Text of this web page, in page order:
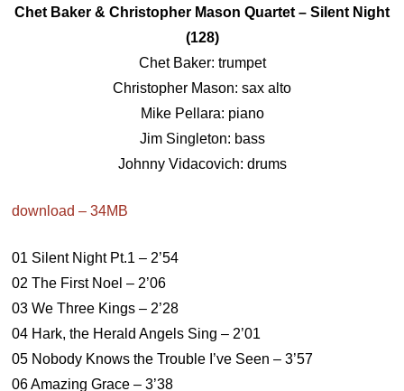
Chet Baker & Christopher Mason Quartet – Silent Night
(128)
Chet Baker: trumpet
Christopher Mason: sax alto
Mike Pellara: piano
Jim Singleton: bass
Johnny Vidacovich: drums
download – 34MB
01 Silent Night Pt.1 – 2’54
02 The First Noel – 2’06
03 We Three Kings – 2’28
04 Hark, the Herald Angels Sing – 2’01
05 Nobody Knows the Trouble I’ve Seen – 3’57
06 Amazing Grace – 3’38